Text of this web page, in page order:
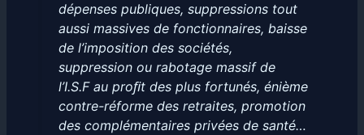
dépenses publiques, suppressions tout
aussi massives de fonctionnaires, baisse
de l’imposition des sociétés,
suppression ou rabotage massif de
l’I.S.F au proﬁt des plus fortunés, énième
contre-réforme des retraites, promotion
des complémentaires privées de santé…